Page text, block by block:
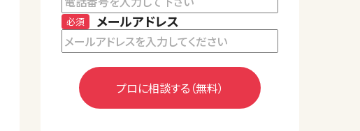
メールアドレス
必須